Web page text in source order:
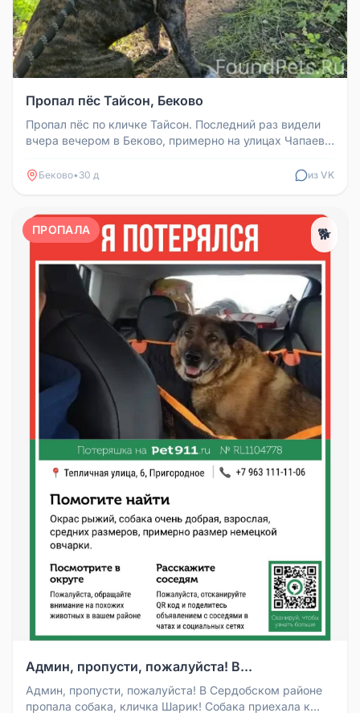
Пропал пёс Тайсон, Беково
Пропал пёс по кличке Тайсон. Последний раз видели
вчера вечером в Беково, примерно на улицах Чапаева,
Беково• 30 д из VK
ПРОПАЛА 🐕
Админ, пропусти, пожалуйста! В...
Админ, пропусти, пожалуйста! В Сердобском районе
пропала собака, кличка Шарик! Собака приехала к